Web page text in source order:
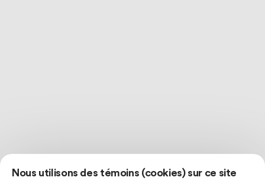
Nous utilisons des témoins (cookies) sur ce site